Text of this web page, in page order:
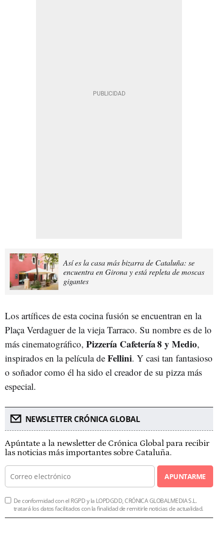
Así es la casa más bizarra de Cataluña: se
encuentra en Girona y está repleta de moscas
gigantes
Los artífices de esta cocina fusión se encuentran en la
Plaça Verdaguer de la vieja Tarraco. Su nombre es de lo
más cinematográfico, Pizzería Cafetería 8 y Medio,
inspirados en la película de Fellini. Y casi tan fantasioso
o soñador como él ha sido el creador de su pizza más
especial.
NEWSLETTER CRÓNICA GLOBAL
Apúntate a la newsletter de Crónica Global para recibir
las noticias más importantes sobre Cataluña.
APUNTARME
De conformidad con el RGPD y la LOPDGDD, CRÓNICA GLOBALMEDIA S.L.
tratará los datos facilitados con la finalidad de remitirle noticias de actualidad.